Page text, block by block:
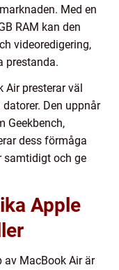
Med en
RAM kan den
videoredigering,
prestanda.
Air presterar väl
Den uppnår
Geekbench,
dess förmåga
samtidigt och ge
Apple
av MacBook Air är